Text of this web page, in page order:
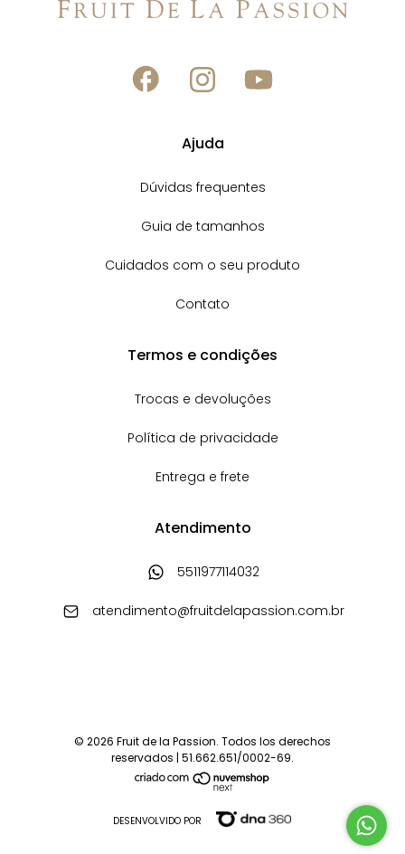
Ajuda
Dúvidas frequentes
Guia de tamanhos
Cuidados com o seu produto
Contato
Termos e condições
Trocas e devoluções
Política de privacidade
Entrega e frete
Atendimento
5511977114032
atendimento@fruitdelapassion.com.br
© 2026 Fruit de la Passion. Todos los derechos
reservados | 51.662.651/0002-69.
DESENVOLVIDO POR